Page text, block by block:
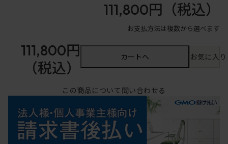
111,800円 （税込）
お支払方法は複数から選べます
111,800円
（税込）
カートへ お気に入
この商品について問い合わせる